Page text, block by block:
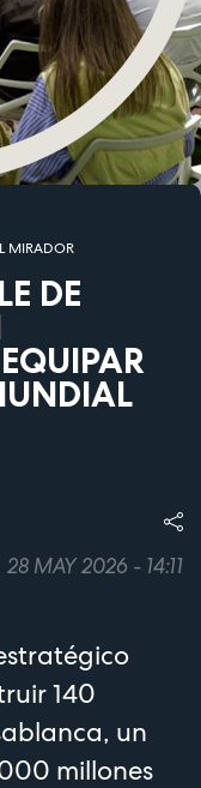
MIRADOR
DE
28 MAY 2026 - 14:11
140
un
millones